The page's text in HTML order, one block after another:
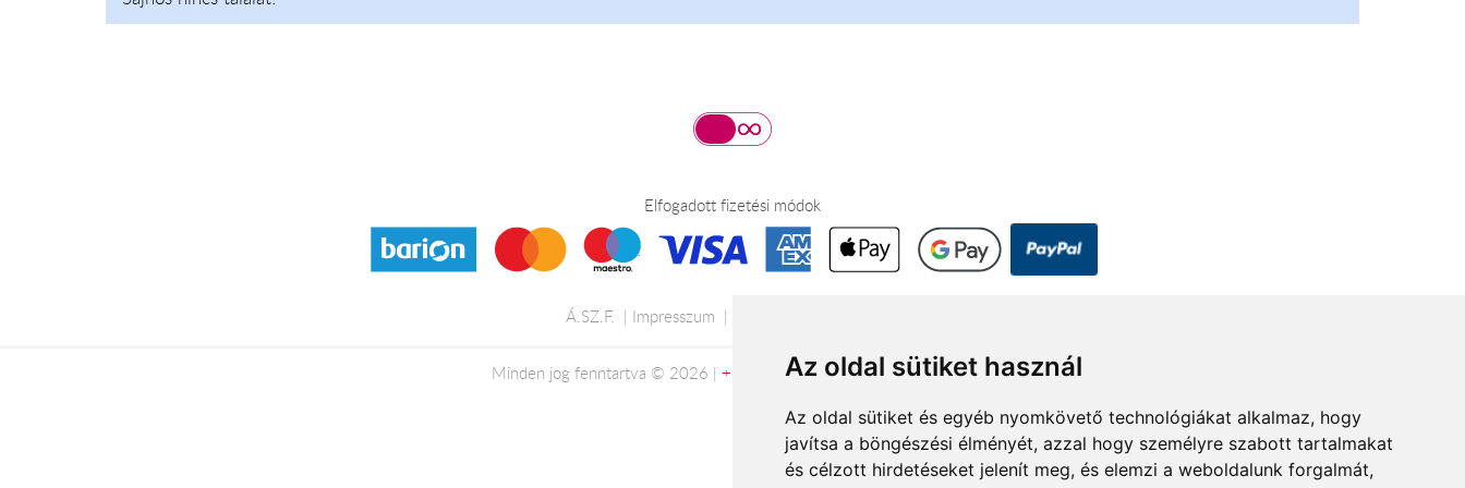
Az oldal sütiket használ
Az oldal sütiket és egyéb nyomkövető technológiákat alkalmaz, hogy
javítsa a böngészési élményét, azzal hogy személyre szabott tartalmakat
és célzott hirdetéseket jelenít meg, és elemzi a weboldalunk forgalmát,
Elfogadott fizetési módok
Á.SZ.F. Impresszum
Minden jog fenntartva © 2026 | +36 20 488-8362| www.florion.hu